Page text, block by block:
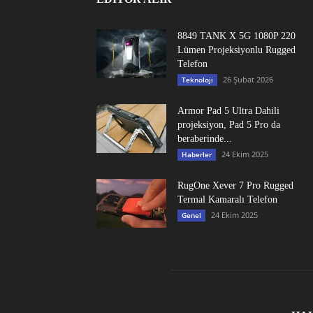
8849 TANK X 5G 1080P 220
Lümen Projeksiyonlu Rugged
Telefon
Teknoloji 26 Şubat 2026
Armor Pad 5 Ultra Dahili
projeksiyon, Pad 5 Pro da
beraberinde...
Haberler 24 Ekim 2025
RugOne Xever 7 Pro Rugged
Termal Kamaralı Telefon
Genel 24 Ekim 2025